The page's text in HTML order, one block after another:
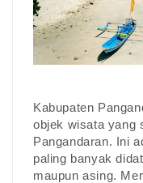
Kabupaten
objek wisata yang
Pangandaran. Ini
paling banyak
maupun asing.